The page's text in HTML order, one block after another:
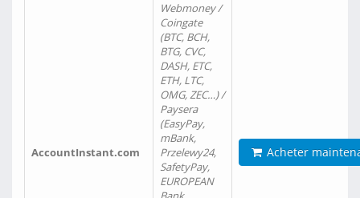
AccountInstant.com
Webmoney /
Coingate
(BTC, BCH,
BTG, CVC,
DASH, ETC,
ETH, LTC,
OMG, ZEC…) /
Paysera
(EasyPay,
mBank,
Przelewy24,
SafetyPay,
EUROPEAN
Acheter